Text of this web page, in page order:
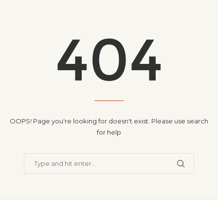
OOPS! Page you're looking for doesn't exist. Please use search
for help